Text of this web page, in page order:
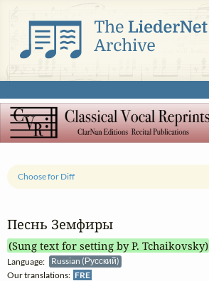
Песнь Земфиры
(Sung text for setting by P. Tchaikovsky)
Language:
Russian (Русский)
Our translations: FRE
Choose for Diff